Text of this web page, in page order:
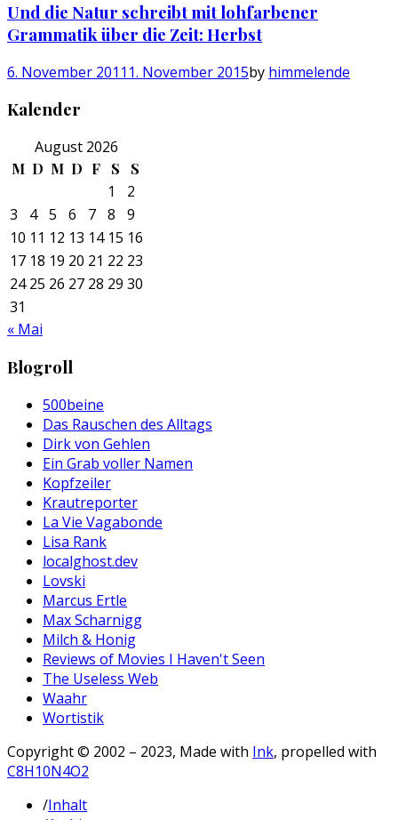
Und die Natur schreibt mit lohfarbener
Grammatik über die Zeit: Herbst
6. November 2011 1. November 2015by himmelende
Kalender
August 2026
M D M D F S S
1
2
3
4 5 6 7 8
9
10 11 12 13 14 15 16
17 18 19 20 21 22 23
24 25 26 27 28 29 30
31
« Mai
Blogroll
500beine
Das Rauschen des Alltags
Dirk von Gehlen
Ein Grab voller Namen
Kopfzeiler
Krautreporter
La Vie Vagabonde
Lisa Rank
localghost.dev
Lovski
Marcus Ertle
Max Scharnigg
Milch & Honig
Reviews of Movies I Haven't Seen
The Useless Web
Waahr
Wortistik
Copyright © 2002 – 2023, Made with Ink, propelled with
C8H10N4O2
/Inhalt